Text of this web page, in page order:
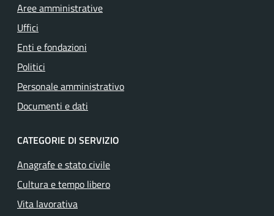
Aree amministrative
Uffici
Enti e fondazioni
Politici
Personale amministrativo
Documenti e dati
CATEGORIE DI SERVIZIO
Anagrafe e stato civile
Cultura e tempo libero
Vita lavorativa